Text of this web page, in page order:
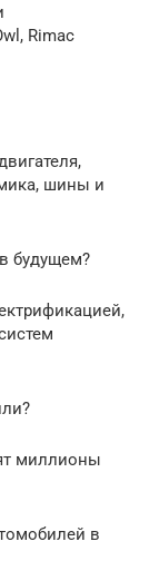
Rimac
шины и
будущем?
миллионы
в